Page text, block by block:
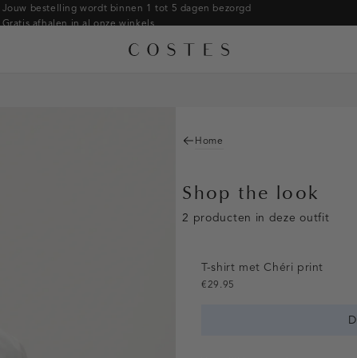
Jouw bestelling wordt binnen 1 tot 5 dagen bezorgd
Gratis afhalen in al onze winkels
Betaal zoals jij wilt: o.a. iDEAL | Wero, Riverty, Apple pay & creditcard
Home
Shop the look
2 producten in deze outfit
T-shirt met Chéri print
€29.95